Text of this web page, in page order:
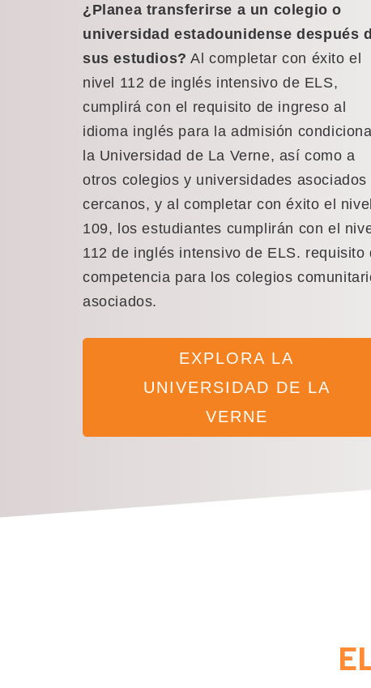
¿Planea transferirse a un colegio o
universidad estadounidense después
sus estudios? Al completar con éxito el
nivel 112 de inglés intensivo de ELS,
cumplirá con el requisito de ingreso al
idioma inglés para la admisión
la Universidad de La Verne, así como a
otros colegios y universidades asociados
cercanos, y al completar con éxito el nivel
109, los estudiantes cumplirán con el
112 de inglés intensivo de ELS. requisito
competencia para los colegios
asociados.
EXPLORA LA
UNIVERSIDAD DE LA
VERNE